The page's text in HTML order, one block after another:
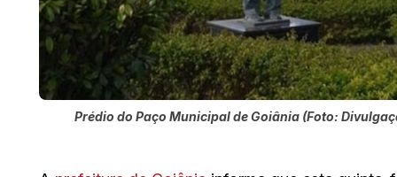
Prédio do Paço Municipal de Goiânia (Foto: